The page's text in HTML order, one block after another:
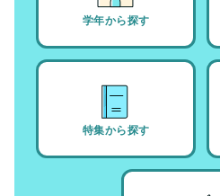
学年から探す
特集から探す